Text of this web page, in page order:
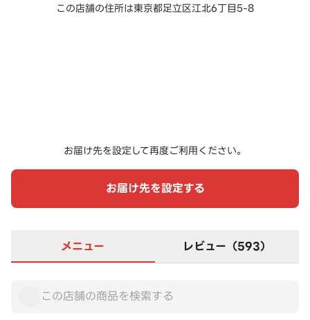
この店舗の住所は東京都足立区江北6丁目5-8
お届け先を設定して再度ご利用ください。
お届け先を設定する
メニュー レビュー（593）